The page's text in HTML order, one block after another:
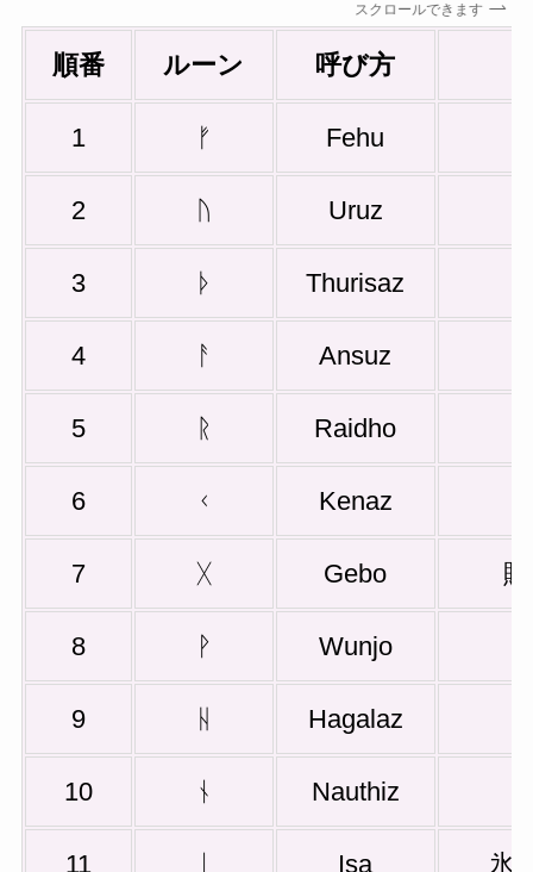
スクロールできます
順番 ルーン 呼び方
1 ᚠ Fehu
2 ᚢ Uruz
3 ᚦ Thurisaz
4 ᚨ Ansuz
5 ᚱ Raidho
6 ᚲ Kenaz
7 ᚷ Gebo
8 ᚹ Wunjo
9 ᚺ Hagalaz
10 ᚾ Nauthiz
11 Isa 氷